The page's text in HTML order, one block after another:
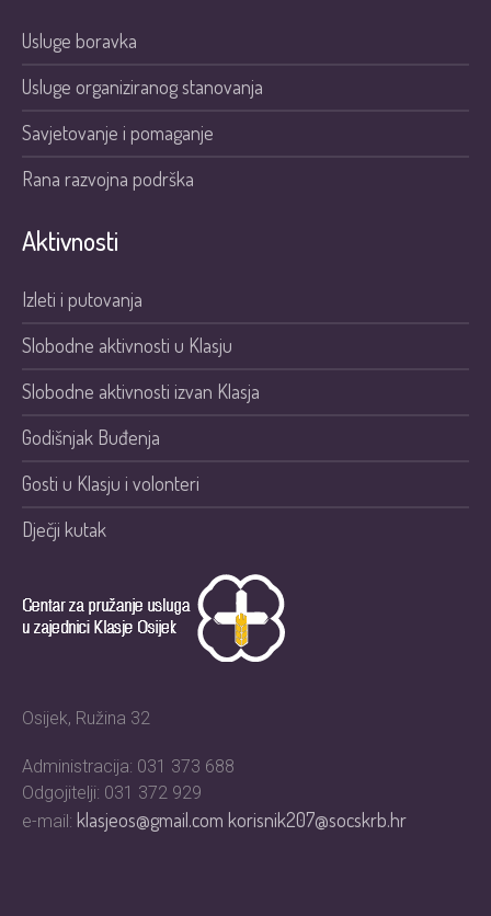
Usluge boravka
Usluge organiziranog stanovanja
Savjetovanje i pomaganje
Rana razvojna podrška
Aktivnosti
Izleti i putovanja
Slobodne aktivnosti u Klasju
Slobodne aktivnosti izvan Klasja
Godišnjak Buđenja
Gosti u Klasju i volonteri
Dječji kutak
Osijek, Ružina 32
Administracija: 031 373 688
Odgojitelji: 031 372 929
e-mail: klasjeos@gmail.comkorisnik207@socskrb.hr